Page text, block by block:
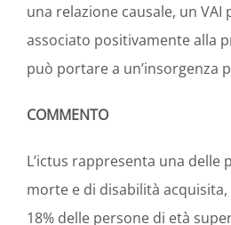
una relazione causale, un VAI
associato positivamente alla
può portare a un’insorgenza
COMMENTO
L’ictus rappresenta una delle
morte e di disabilità
18% delle persone di età